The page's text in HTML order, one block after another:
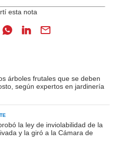
árboles frutales que se deben
según expertos en jardinería
la ley de inviolabilidad de la
y la giró a la Cámara de